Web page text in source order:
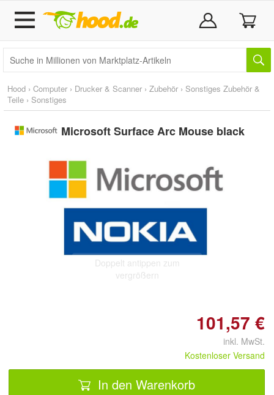
Hood › Computer › Drucker & Scanner › Zubehör › Sonstiges Zubehör &
Teile › Sonstiges
Microsoft Surface Arc Mouse black
Doppelt antippen zum
vergrößern
101,57 €
inkl. MwSt.
Kostenloser Versand
In den Warenkorb